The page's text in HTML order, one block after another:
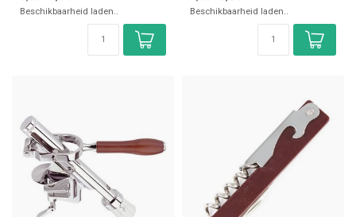
Beschikbaarheid laden.. Beschikbaarheid laden..